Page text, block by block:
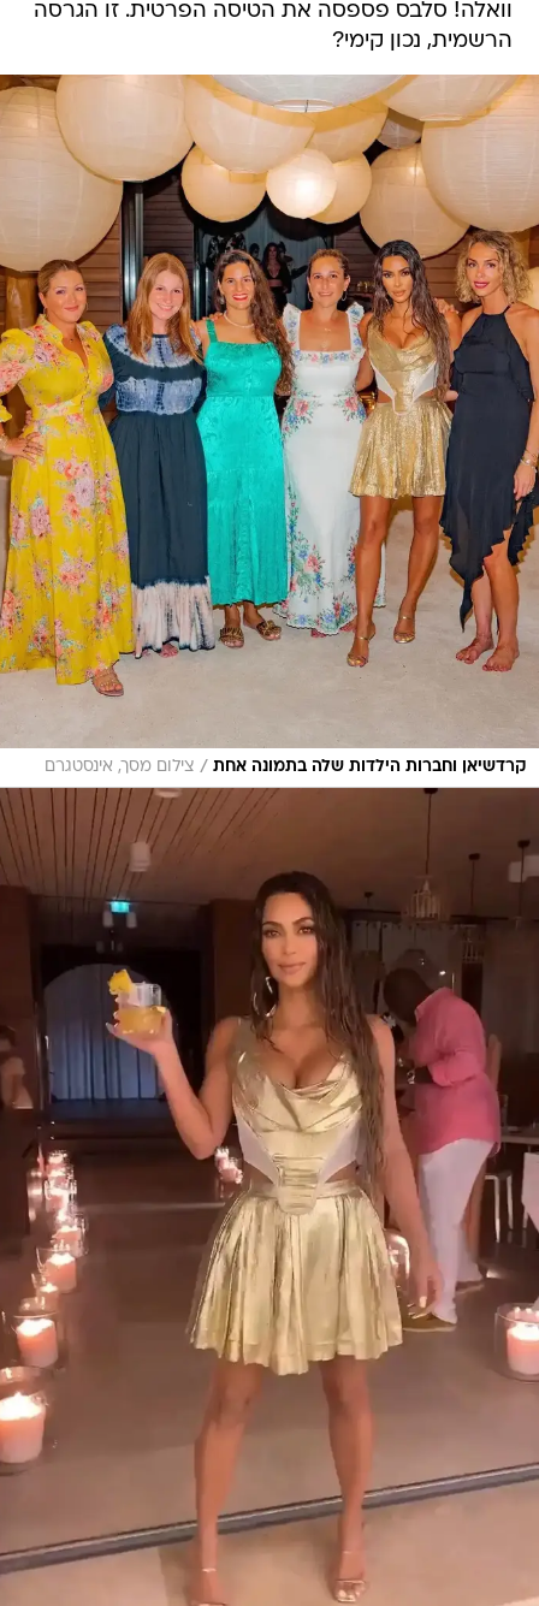
וואלה! סלבס פספסה את הטיסה הפרטית. זו הגרסה
הרשמית, נכון קימי?
קרדשיאן וחברות הילדות שלה בתמונה אחת / צילום מסך, אינסטגרם